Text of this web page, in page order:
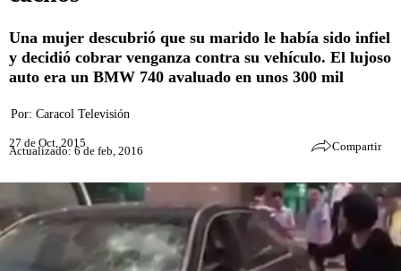
Una mujer descubrió que su marido le había sido infiel
y decidió cobrar venganza contra su vehículo. El lujoso
auto era un BMW 740 avaluado en unos 300 mil
Por: Caracol Televisión
27 de Oct, 2015
Actualizado: 6 de feb, 2016 Compartir